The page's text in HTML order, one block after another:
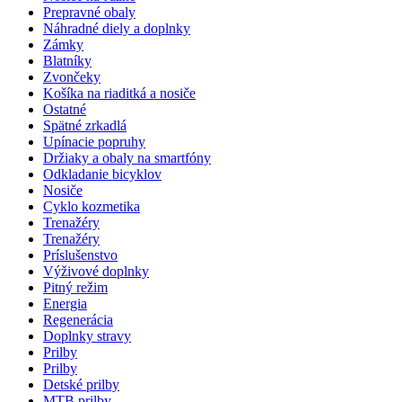
Prepravné obaly
Náhradné diely a doplnky
Zámky
Blatníky
Zvončeky
Košíka na riaditká a nosiče
Ostatné
Spätné zrkadlá
Upínacie popruhy
Držiaky a obaly na smartfóny
Odkladanie bicyklov
Nosiče
Cyklo kozmetika
Trenažéry
Trenažéry
Príslušenstvo
Výživové doplnky
Pitný režim
Energia
Regenerácia
Doplnky stravy
Prilby
Prilby
Detské prilby